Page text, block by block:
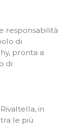
responsabilità
di
pronta a
di
in
le più